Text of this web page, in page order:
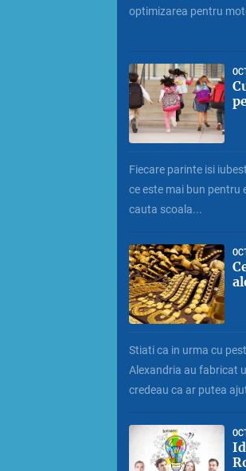
optimizarea pentru
Fiecare parinte isi
ce este mai bun pentru
cauta scoala...
Stiati ca in urma cu
Alexandria au fabricat
credeau ca ar putea